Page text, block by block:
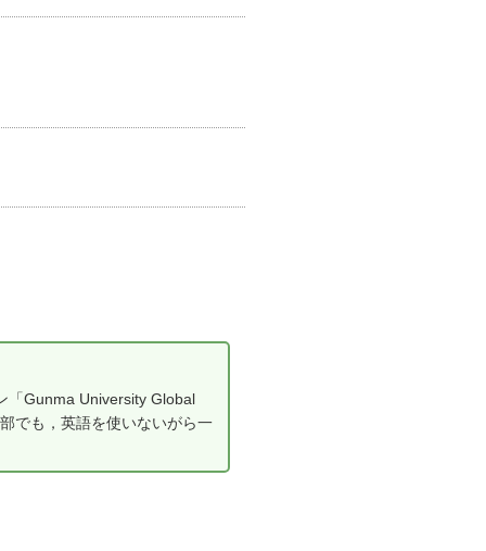
「Gunma University Global
でも，英語を使いないがら一